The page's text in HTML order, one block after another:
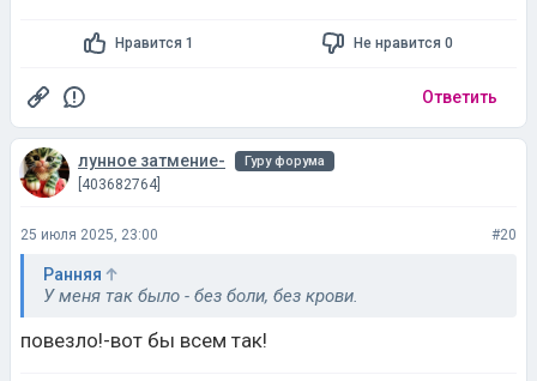
Нравится 1 Не нравится 0
Ответить
лунное затмение- Гуру форума
[403682764]
25 июля 2025, 23:00 #20
Ранняя
У меня так было - без боли, без крови.
повезло!-вот бы всем так!